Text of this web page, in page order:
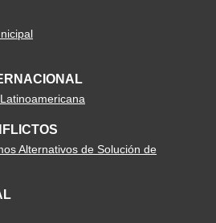
Alternativos de Solución de